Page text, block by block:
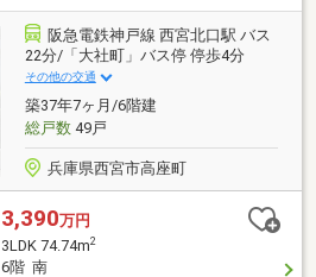
阪急電鉄神戸線 西宮北口駅 バス
22分/「大社町」バス停 停歩4分
その他の交通
築37年7ヶ月/6階建
総戸数49戸
兵庫県西宮市高座町
3,390万円
3LDK 74.74m2
6階 南